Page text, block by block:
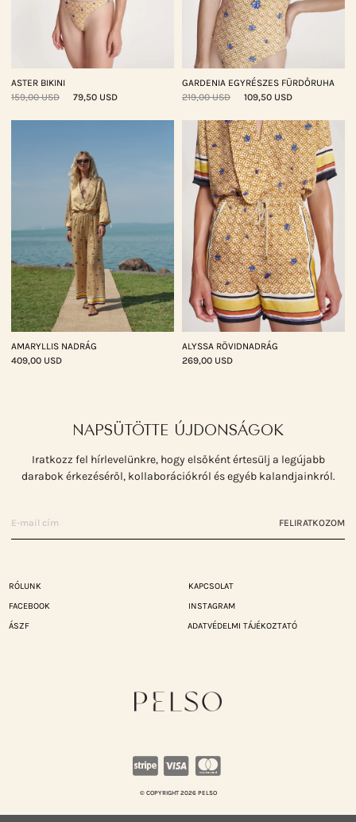
ASTER BIKINI
159,00 USD
79,50 USD
GARDENIA EGYRÉSZES FÜRDŐRUHA
219,00 USD
109,50 USD
AMARYLLIS NADRÁG
409,00 USD
ALYSSA RÖVIDNADRÁG
269,00 USD
NAPSÜTÖTTE ÚJDONSÁGOK
Iratkozz fel hírlevelünkre, hogy elsőként értesülj a legújabb
darabok érkezéséről, kollaborációkról és egyéb kalandjainkról.
FELIRATKOZOM
RÓLUNK
KAPCSOLAT
FACEBOOK
INSTAGRAM
ÁSZF
ADATVÉDELMI TÁJÉKOZTATÓ
© COPYRIGHT 2026 PELSO